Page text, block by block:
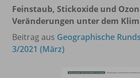
Feinstaub, Stickoxide und
Veränderungen unter dem
Beitrag aus Geographische
3/2021 (März)